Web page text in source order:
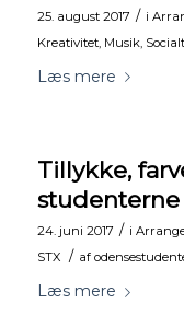
25. august 2017 / i
Kreativitet, Musik, Socialt
Læs mere
Tillykke,
studenterne
24. juni 2017 / i
STX
/ af
Læs mere